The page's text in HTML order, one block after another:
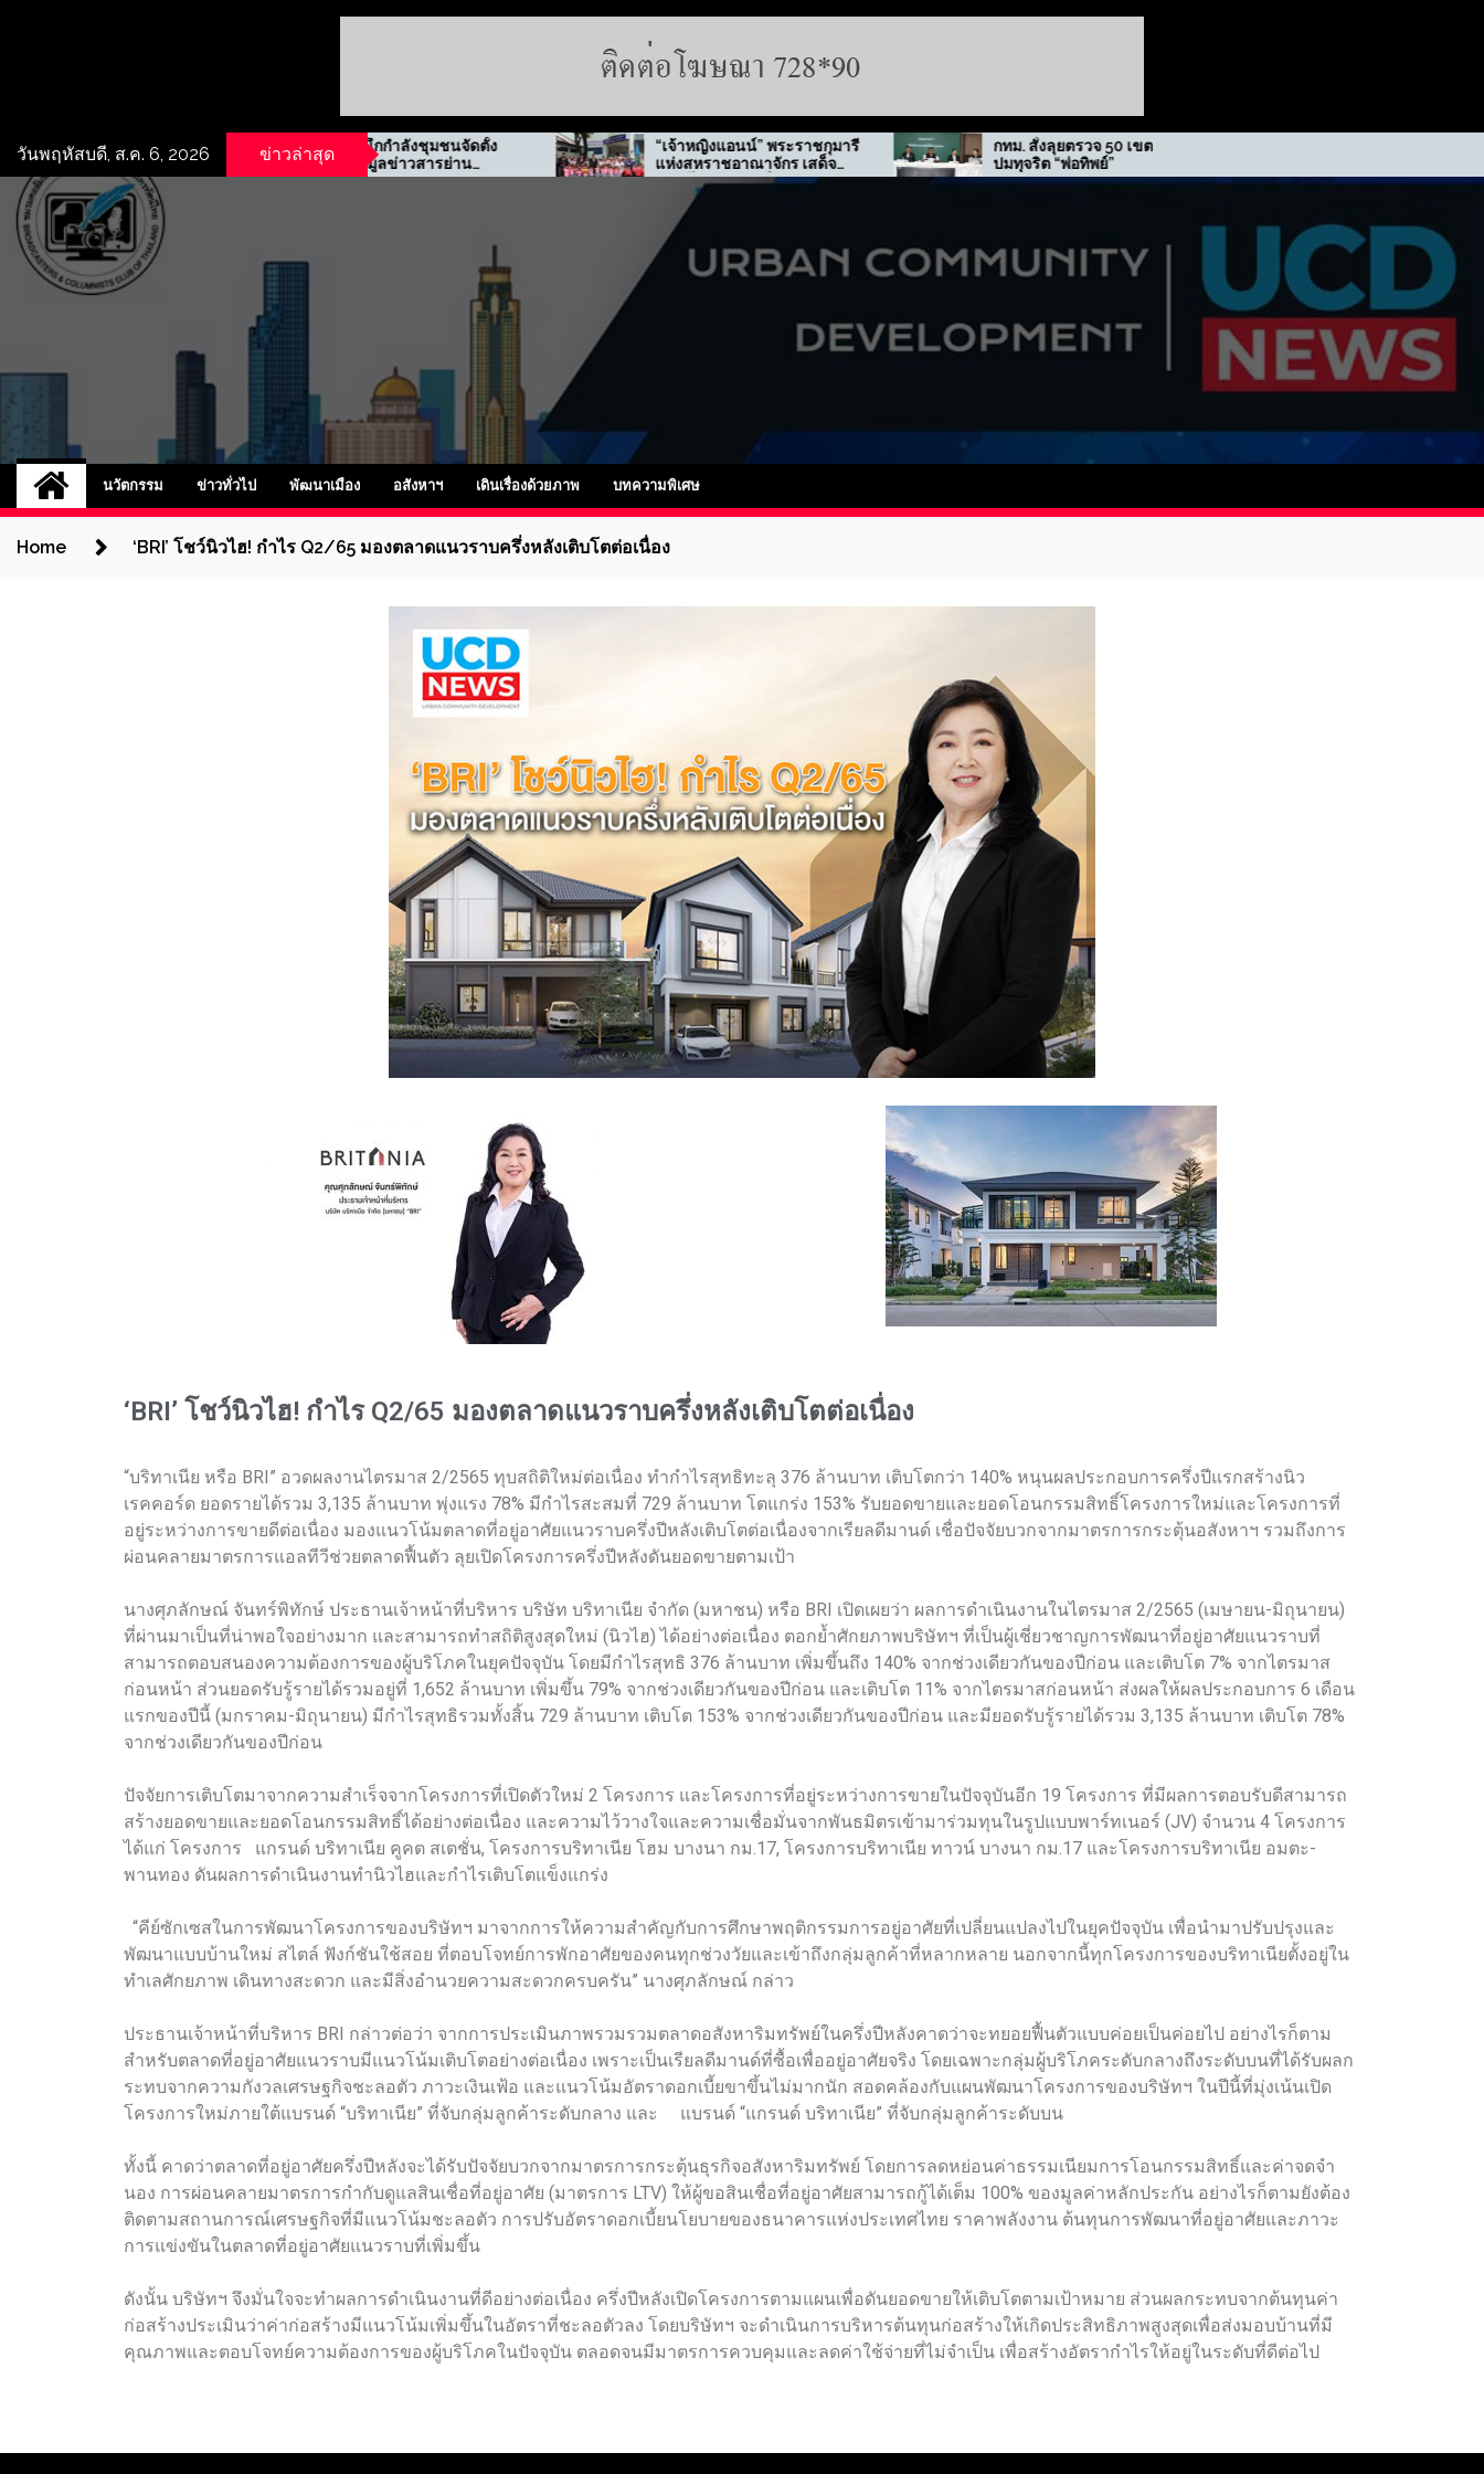
วันพฤหัสบดี, ส.ค. 6, 2026 ข่าวล่าสุด
ทธิเช่าที่ดิน
ำเลห้วยกะปิ
รฟม. ผนึกกำลังชุมชนจัดตั้ง
ศูนย์ข้อมูลข่าวสารย่าน
ประชาสงเคราะห์
“เจ้าหญิงแอนน์” พระราชกุมารี
แห่งสหราชอาณาจักร เสด็จ
เยือนไทย-เกาหลีใต้
กทม. สั่งลุยตรวจ 50 เขต สกัด
ปมทุจริต “พ่อทิพย์”
UCD
NEW
นวัตกรรม ข่าวทั่วไป พัฒนาเมือง อสังหาฯ เดินเรื่องด้วยภาพ บทความพิเศษ
Home ‘BRI’ โชว์นิวไฮ! กำไร Q2/65 มองตลาดแนวราบครึ่งหลังเติบโตต่อเนื่อง
‘BRI’ โชว์นิวไฮ! กำไร Q2/65 มองตลาดแนวราบครึ่งหลังเติบโตต่อเนื่อง
“บริทาเนีย หรือ BRI” อวดผลงานไตรมาส 2/2565 ทุบสถิติใหม่ต่อเนื่อง ทำกำไรสุทธิทะลุ 376 ล้านบาท เติบโตกว่า 140% หนุนผลประกอบการครึ่งปีแรกสร้างนิว
เรคคอร์ด ยอดรายได้รวม 3,135 ล้านบาท พุ่งแรง 78% มีกำไรสะสมที่ 729 ล้านบาท โตแกร่ง 153% รับยอดขายและยอดโอนกรรมสิทธิ์โครงการใหม่และโครงการที่
อยู่ระหว่างการขายดีต่อเนื่อง มองแนวโน้มตลาดที่อยู่อาศัยแนวราบครึ่งปีหลังเติบโตต่อเนื่องจากเรียลดีมานด์ เชื่อปัจจัยบวกจากมาตรการกระตุ้นอสังหาฯ รวมถึงการ
ผ่อนคลายมาตรการแอลทีวีช่วยตลาดฟื้นตัว ลุยเปิดโครงการครึ่งปีหลังดันยอดขายตามเป้า
นางศุภลักษณ์ จันทร์พิทักษ์ ประธานเจ้าหน้าที่บริหาร บริษัท บริทาเนีย จำกัด (มหาชน) หรือ BRI เปิดเผยว่า ผลการดำเนินงานในไตรมาส 2/2565 (เมษายน-มิถุนายน)
ที่ผ่านมาเป็นที่น่าพอใจอย่างมาก และสามารถทำสถิติสูงสุดใหม่ (นิวไฮ) ได้อย่างต่อเนื่อง ตอกย้ำศักยภาพบริษัทฯ ที่เป็นผู้เชี่ยวชาญการพัฒนาที่อยู่อาศัยแนวราบที่
สามารถตอบสนองความต้องการของผู้บริโภคในยุคปัจจุบัน โดยมีกำไรสุทธิ 376 ล้านบาท เพิ่มขึ้นถึง 140% จากช่วงเดียวกันของปีก่อน และเติบโต 7% จากไตรมาส
ก่อนหน้า ส่วนยอดรับรู้รายได้รวมอยู่ที่ 1,652 ล้านบาท เพิ่มขึ้น 79% จากช่วงเดียวกันของปีก่อน และเติบโต 11% จากไตรมาสก่อนหน้า ส่งผลให้ผลประกอบการ 6 เดือน
แรกของปีนี้ (มกราคม-มิถุนายน) มีกำไรสุทธิรวมทั้งสิ้น 729 ล้านบาท เติบโต 153% จากช่วงเดียวกันของปีก่อน และมียอดรับรู้รายได้รวม 3,135 ล้านบาท เติบโต 78%
จากช่วงเดียวกันของปีก่อน
ปัจจัยการเติบโตมาจากความสำเร็จจากโครงการที่เปิดตัวใหม่ 2 โครงการ และโครงการที่อยู่ระหว่างการขายในปัจจุบันอีก 19 โครงการ ที่มีผลการตอบรับดีสามารถ
สร้างยอดขายและยอดโอนกรรมสิทธิ์ได้อย่างต่อเนื่อง และความไว้วางใจและความเชื่อมั่นจากพันธมิตรเข้ามาร่วมทุนในรูปแบบพาร์ทเนอร์ (JV) จำนวน 4 โครงการ
ได้แก่ โครงการ แกรนด์ บริทาเนีย คูคต สเตชั่น, โครงการบริทาเนีย โฮม บางนา กม.17, โครงการบริทาเนีย ทาวน์ บางนา กม.17 และโครงการบริทาเนีย อมตะ-
พานทอง ดันผลการดำเนินงานทำนิวไฮและกำไรเติบโตแข็งแกร่ง
“คีย์ซักเซสในการพัฒนาโครงการของบริษัทฯ มาจากการให้ความสำคัญกับการศึกษาพฤติกรรมการอยู่อาศัยที่เปลี่ยนแปลงไปในยุคปัจจุบัน เพื่อนำมาปรับปรุงและ
พัฒนาแบบบ้านใหม่ สไตล์ ฟังก์ชันใช้สอย ที่ตอบโจทย์การพักอาศัยของคนทุกช่วงวัยและเข้าถึงกลุ่มลูกค้าที่หลากหลาย นอกจากนี้ทุกโครงการของบริทาเนียตั้งอยู่ใน
ทำเลศักยภาพ เดินทางสะดวก และมีสิ่งอำนวยความสะดวกครบครัน” นางศุภลักษณ์ กล่าว
ประธานเจ้าหน้าที่บริหาร BRI กล่าวต่อว่า จากการประเมินภาพรวมรวมตลาดอสังหาริมทรัพย์ในครึ่งปีหลังคาดว่าจะทยอยฟื้นตัวแบบค่อยเป็นค่อยไป อย่างไรก็ตาม
สำหรับตลาดที่อยู่อาศัยแนวราบมีแนวโน้มเติบโตอย่างต่อเนื่อง เพราะเป็นเรียลดีมานด์ที่ซื้อเพื่ออยู่อาศัยจริง โดยเฉพาะกลุ่มผู้บริโภคระดับกลางถึงระดับบนที่ได้รับผลก
ระทบจากความกังวลเศรษฐกิจชะลอตัว ภาวะเงินเฟ้อ และแนวโน้มอัตราดอกเบี้ยขาขึ้นไม่มากนัก สอดคล้องกับแผนพัฒนาโครงการของบริษัทฯ ในปีนี้ที่มุ่งเน้นเปิด
โครงการใหม่ภายใต้แบรนด์ “บริทาเนีย” ที่จับกลุ่มลูกค้าระดับกลาง และ แบรนด์ “แกรนด์ บริทาเนีย” ที่จับกลุ่มลูกค้าระดับบน
ทั้งนี้ คาดว่าตลาดที่อยู่อาศัยครึ่งปีหลังจะได้รับปัจจัยบวกจากมาตรการกระตุ้นธุรกิจอสังหาริมทรัพย์ โดยการลดหย่อนค่าธรรมเนียมการโอนกรรมสิทธิ์และค่าจดจำ
นอง การผ่อนคลายมาตรการกำกับดูแลสินเชื่อที่อยู่อาศัย (มาตรการ LTV) ให้ผู้ขอสินเชื่อที่อยู่อาศัยสามารถกู้ได้เต็ม 100% ของมูลค่าหลักประกัน อย่างไรก็ตามยังต้อง
ติดตามสถานการณ์เศรษฐกิจที่มีแนวโน้มชะลอตัว การปรับอัตราดอกเบี้ยนโยบายของธนาคารแห่งประเทศไทย ราคาพลังงาน ต้นทุนการพัฒนาที่อยู่อาศัยและภาวะ
การแข่งขันในตลาดที่อยู่อาศัยแนวราบที่เพิ่มขึ้น
ดังนั้น บริษัทฯ จึงมั่นใจจะทำผลการดำเนินงานที่ดีอย่างต่อเนื่อง ครึ่งปีหลังเปิดโครงการตามแผนเพื่อดันยอดขายให้เติบโตตามเป้าหมาย ส่วนผลกระทบจากต้นทุนค่า
ก่อสร้างประเมินว่าค่าก่อสร้างมีแนวโน้มเพิ่มขึ้นในอัตราที่ชะลอตัวลง โดยบริษัทฯ จะดำเนินการบริหารต้นทุนก่อสร้างให้เกิดประสิทธิภาพสูงสุดเพื่อส่งมอบบ้านที่มี
คุณภาพและตอบโจทย์ความต้องการของผู้บริโภคในปัจจุบัน ตลอดจนมีมาตรการควบคุมและลดค่าใช้จ่ายที่ไม่จำเป็น เพื่อสร้างอัตรากำไรให้อยู่ในระดับที่ดีต่อไป